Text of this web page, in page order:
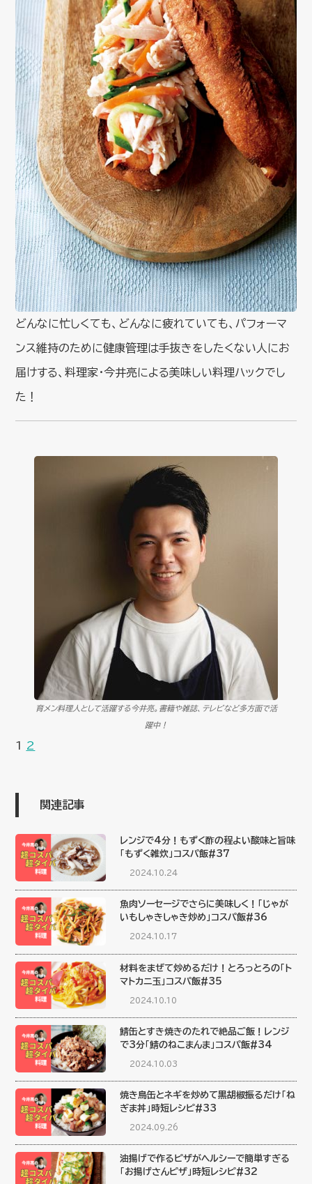
どんなに忙しくても、どんなに疲れていても、パフォーマ
ンス維持のために健康管理は手抜きをしたくない人にお
届けする、料理家・今井亮による美味しい料理ハックでし
た！
育メン料理人として活躍する今井亮。書籍や雑誌、テレビなど多方面で活
躍中！
1 2
関連記事
レンジで4分！もずく酢の程よい酸味と旨味
「もずく雑炊」コスパ飯#37
2024.10.24
魚肉ソーセージでさらに美味しく！「じゃが
いもしゃきしゃき炒め」コスパ飯#36
2024.10.17
材料をまぜて炒めるだけ！とろっとろの「ト
マトカニ玉」コスパ飯#35
2024.10.10
鯖缶とすき焼きのたれで絶品ご飯！レンジ
で3分「鯖のねこまんま」コスパ飯#34
2024.10.03
焼き鳥缶とネギを炒めて黒胡椒振るだけ「ね
ぎま丼」時短レシピ#33
2024.09.26
油揚げで作るピザがヘルシーで簡単すぎる
「お揚げさんピザ」時短レシピ#32